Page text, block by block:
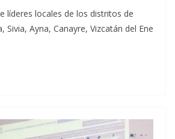
líderes locales de los distritos de
Sivia, Ayna, Canayre, Vizcatán del Ene